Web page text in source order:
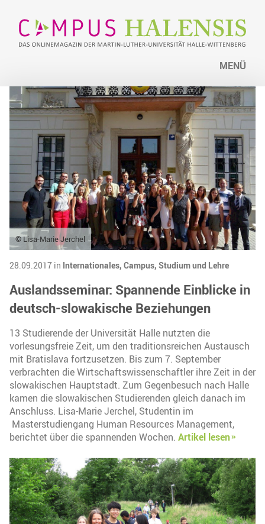
MENÜ
© Lisa-Marie Jerchel
28.09.2017 in Internationales, Campus, Studium und Lehre
Auslandsseminar: Spannende Einblicke in
deutsch-slowakische Beziehungen
13 Studierende der Universität Halle nutzten die
vorlesungsfreie Zeit, um den traditionsreichen Austausch
mit Bratislava fortzusetzen. Bis zum 7. September
verbrachten die Wirtschaftswissenschaftler ihre Zeit in der
slowakischen Hauptstadt. Zum Gegenbesuch nach Halle
kamen die slowakischen Studierenden gleich danach im
Anschluss. Lisa-Marie Jerchel, Studentin im
Masterstudiengang Human Resources Management,
berichtet über die spannenden Wochen. Artikel lesen